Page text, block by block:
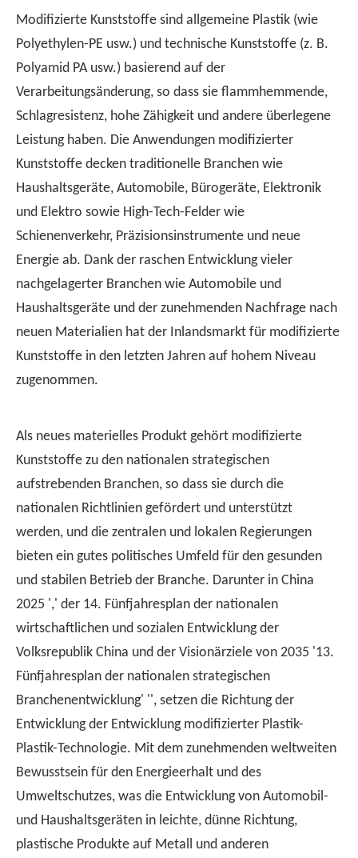
Modifizierte Kunststoffe sind allgemeine Plastik (wie
Polyethylen-PE usw.) und technische Kunststoffe (z. B.
Polyamid PA usw.) basierend auf der
Verarbeitungsänderung, so dass sie flammhemmende,
Schlagresistenz, hohe Zähigkeit und andere überlegene
Leistung haben. Die Anwendungen modifizierter
Kunststoffe decken traditionelle Branchen wie
Haushaltsgeräte, Automobile, Bürogeräte, Elektronik
und Elektro sowie High-Tech-Felder wie
Schienenverkehr, Präzisionsinstrumente und neue
Energie ab. Dank der raschen Entwicklung vieler
nachgelagerter Branchen wie Automobile und
Haushaltsgeräte und der zunehmenden Nachfrage nach
neuen Materialien hat der Inlandsmarkt für modifizierte
Kunststoffe in den letzten Jahren auf hohem Niveau
zugenommen.
Als neues materielles Produkt gehört modifizierte
Kunststoffe zu den nationalen strategischen
aufstrebenden Branchen, so dass sie durch die
nationalen Richtlinien gefördert und unterstützt
werden, und die zentralen und lokalen Regierungen
bieten ein gutes politisches Umfeld für den gesunden
und stabilen Betrieb der Branche. Darunter in China
2025 ',' der 14. Fünfjahresplan der nationalen
wirtschaftlichen und sozialen Entwicklung der
Volksrepublik China und der Visionärziele von 2035 '13.
Fünfjahresplan der nationalen strategischen
Branchenentwicklung' '', setzen die Richtung der
Entwicklung der Entwicklung modifizierter Plastik-
Plastik-Technologie. Mit dem zunehmenden weltweiten
Bewusstsein für den Energieerhalt und des
Umweltschutzes, was die Entwicklung von Automobil-
und Haushaltsgeräten in leichte, dünne Richtung,
plastische Produkte auf Metall und anderen